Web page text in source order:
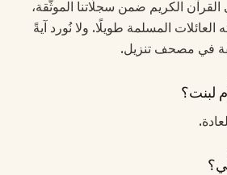
القرآن الكريم ضمن سجلّاتنا الموثّقة،
المسلمة طويلًا. ولا نُورد آيةً
في مصحف تنزيل.
لبنت؟